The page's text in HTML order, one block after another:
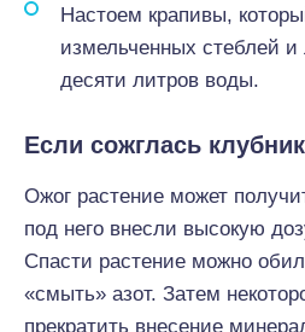
Настоем крапивы,
измельченных стеблей и
десяти литров воды.
Если сожглась
Ожог растение может
под него внесли высокую
Спасти растение можно
«смыть» азот. Затем
прекратить внесение